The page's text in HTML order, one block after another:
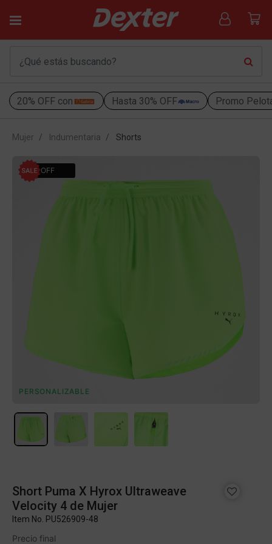
20% OFF con Hasta 30% OFF Promo
Mujer Indumentaria Shorts
31% OFF
PERSONALIZABLE
Short Puma X Hyrox Ultraweave
Velocity 4 de Mujer
Item No. PU526909-48
Precio final